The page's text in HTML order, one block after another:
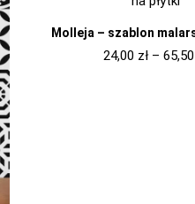
Molleja – szablon
24,00 zł – 65,50